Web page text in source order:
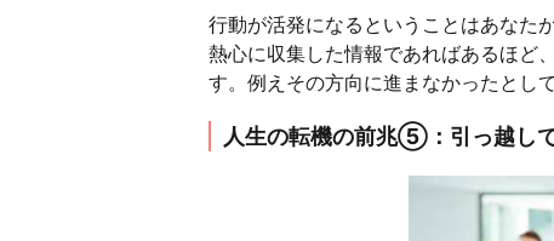
行動が活発になるということはあなた
熱心に収集した情報であればあるほど
す。例えその方向に進まなかったとし
人生の転機の前兆⑤：引っ越し